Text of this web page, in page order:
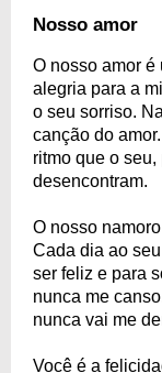
Nosso amor
O nosso amor é
alegria para a
o seu sorriso.
canção do
ritmo que o
desencontram.
O nosso
Cada dia ao
ser feliz e para
nunca me
nunca vai me
Você é a